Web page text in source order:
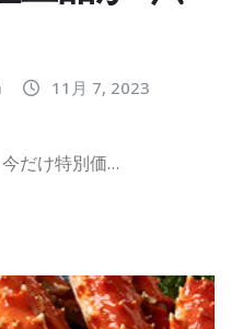
11月 7, 2023
だけ特別価…